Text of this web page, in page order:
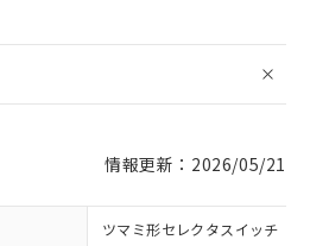
情報更新：2026/05/21
ツマミ形セレクタスイッチ